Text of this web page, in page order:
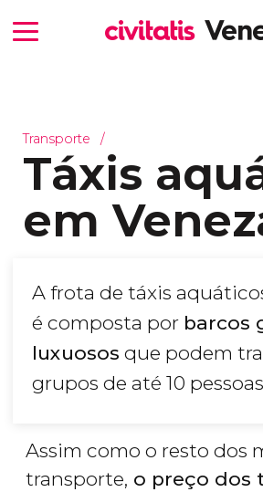
Transporte
Táxis
em
A frota de táxis
é composta por barcos
luxuosos que podem
grupos de até 10
Assim como o resto dos
transporte, o preço dos